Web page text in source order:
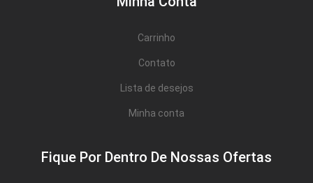
Carrinho
Contato
Lista de desejos
Minha conta
Fique Por Dentro De Nossas Ofertas